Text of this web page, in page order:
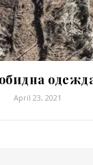
April 23, 2021